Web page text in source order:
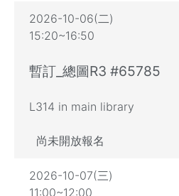
2026-10-06(二)
15:20~16:50
暫訂_總圖R3 #65785
L314 in main library
尚未開放報名
2026-10-07(三)
11:00~12:00